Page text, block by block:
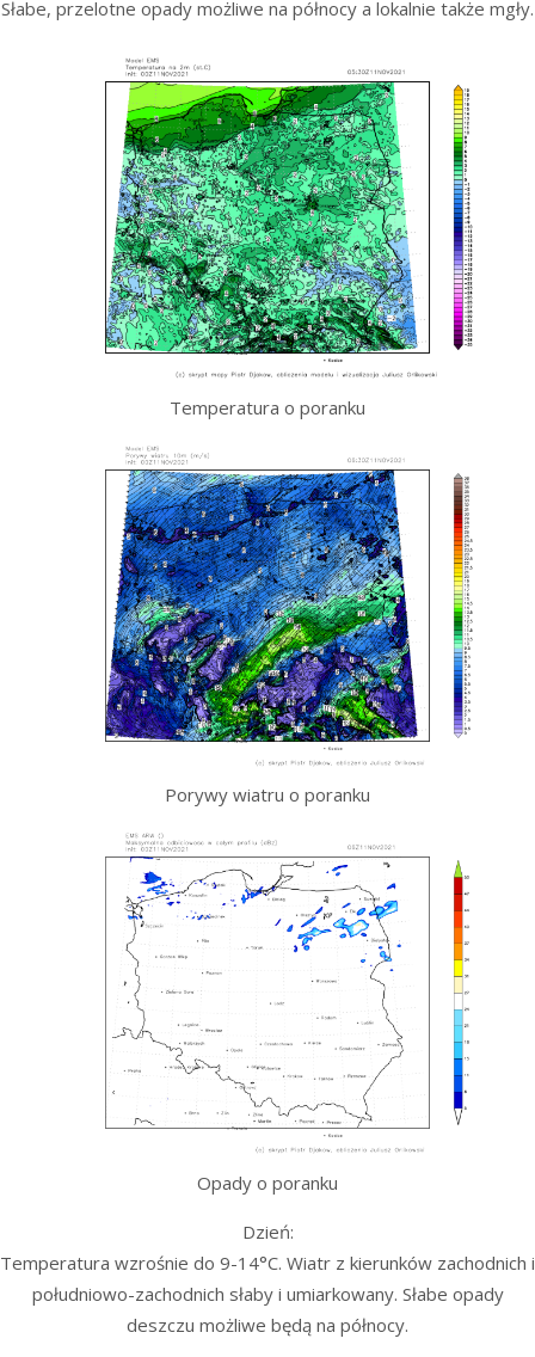
Słabe, przelotne opady możliwe na północy a lokalnie także mgły.
Temperatura o poranku
Porywy wiatru o poranku
Opady o poranku
Dzień:
Temperatura wzrośnie do 9-14°C. Wiatr z kierunków zachodnich i
południowo-zachodnich słaby i umiarkowany. Słabe opady
deszczu możliwe będą na północy.